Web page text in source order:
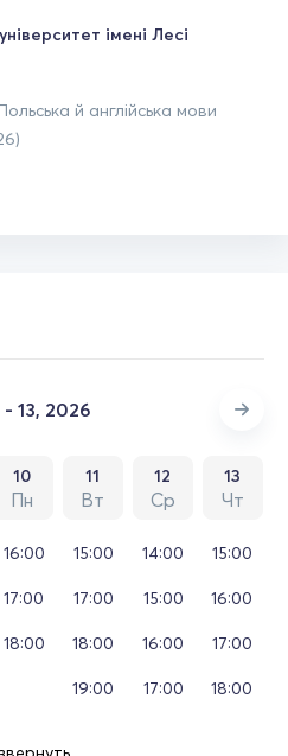
імені Лесі
й англійська мови
- 13, 2026
10
Пн
11
Вт
12
Ср
13
Чт
16:00
17:00
18:00
15:00
17:00
18:00
19:00
14:00
15:00
16:00
17:00
15:00
16:00
17:00
18:00